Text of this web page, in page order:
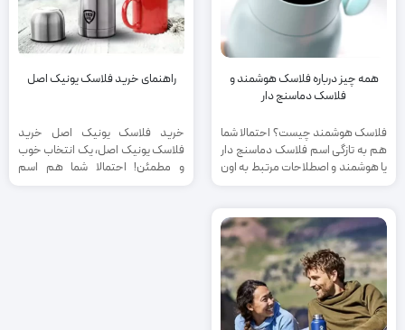
همه چیز درباره فلاسک هوشمند و
فلاسک دماسنج دار
فلاسک هوشمند چیست؟ احتمالا شما
هم به تازگی اسم فلاسک دماسنج دار
یا هوشمند و اصطلاحات مرتبط به اون
راهنمای خرید فلاسک یونیک اصل
خرید فلاسک یونیک اصل خرید
فلاسک یونیک اصل، یک انتخاب خوب
و مطمئن! احتمالا شما هم اسم